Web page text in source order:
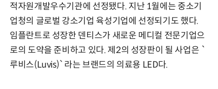
적자원개발우수기관에 선정됐다. 지난 1월에는 중소기
업청의 글로벌 강소기업 육성기업에 선정되기도 했다.
임플란트로 성장한 덴티스가 새로운 메디컬 전문기업으
로의 도약을 준비하고 있다. 제2의 성장판이 될 사업은 `
루비스(Luvis)`라는 브랜드의 의료용 LED다.